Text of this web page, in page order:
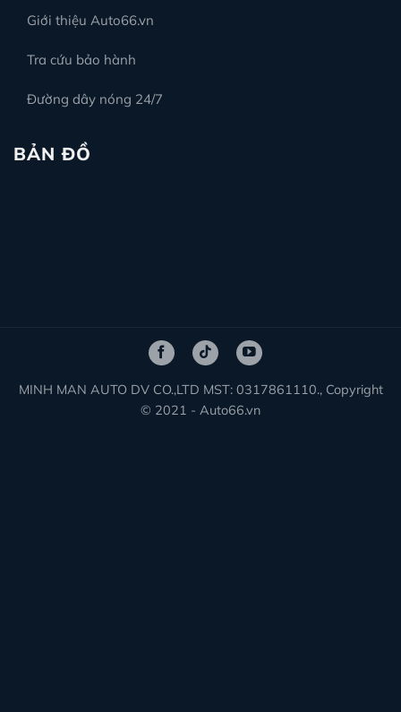
Giới thiệu Auto66.vn
Tra cứu bảo hành
Đường dây nóng 24/7
BẢN ĐỒ
MINH MAN AUTO DV CO.,LTD MST: 0317861110., Copyright
© 2021 - Auto66.vn